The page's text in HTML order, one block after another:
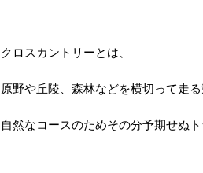
クロスカントリーとは、
原野や丘陵、森林などを横切って走る
自然なコースのためその分予期せぬ